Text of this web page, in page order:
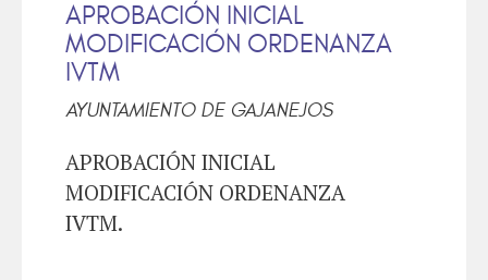
APROBACIÓN INICIAL
MODIFICACIÓN ORDENANZA
IVTM
AYUNTAMIENTO DE GAJANEJOS
APROBACIÓN INICIAL
MODIFICACIÓN ORDENANZA
IVTM.